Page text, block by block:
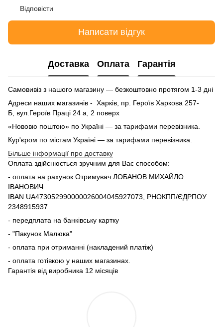
Відповісти
Написати відгук
Доставка Оплата Гарантія
Самовивіз з нашого магазину — безкоштовно протягом 1-3 дні
Адреси наших магазинів - Харків, пр. Героїв Харкова 257-
Б, вул.Героїв Праці 24 а, 2 поверх
«Нововю поштою» по Україні — за тарифами перевізника.
Кур'єром по містам Україні — за тарифами перевізника.
Більше інформації про доставку
Оплата здійснюється зручним для Вас способом:
- оплата на рахунок Отримувач ЛОБАНОВ МИХАЙЛО
ІВАНОВИЧ
IBAN UA473052990000026004045927073, РНОКПП/ЄДРПОУ
2348915937
- передплата на банківську картку
- "Пакунок Малюка"
- оплата при отриманні (накладений платіж)
- оплата готівкою у наших магазинах.
Гарантія від виробника 12 місяців